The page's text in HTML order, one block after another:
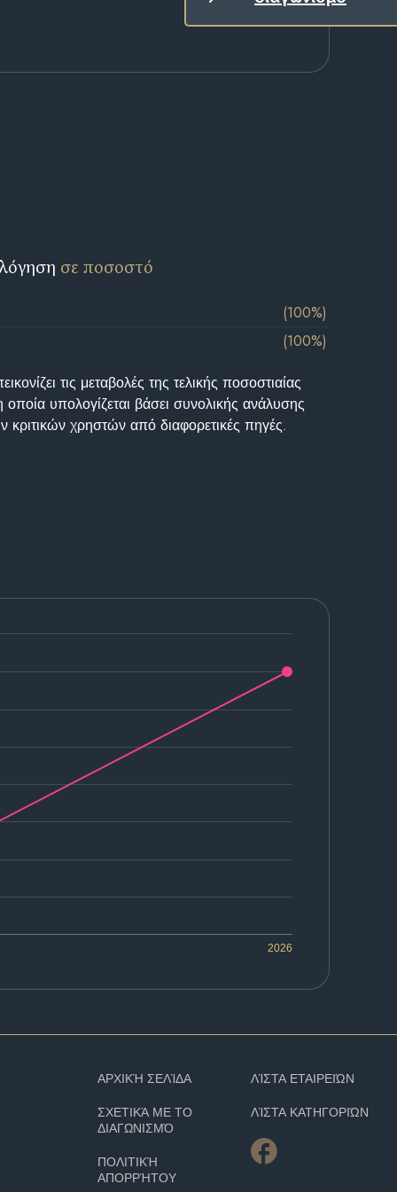
σε ποσοστό
(100%)
(100%)
τις μεταβολές της τελικής ποσοστιαίας
υπολογίζεται βάσει συνολικής ανάλυσης
κριτικών χρηστών από διαφορετικές πηγές.
2026
ΑΡΧΙΚΉ ΣΕΛΊΔΑ
ΣΧΕΤΙΚΆ ΜΕ ΤΟ
ΔΙΑΓΩΝΙΣΜΌ
ΠΟΛΙΤΙΚΉ
ΑΠΟΡΡΉΤΟΥ
ΛΊΣΤΑ ΕΤΑΙΡΕΙΏΝ
ΛΊΣΤΑ ΚΑΤΗΓΟΡΙΏΝ